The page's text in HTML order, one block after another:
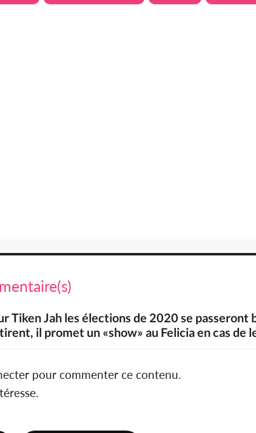
Tiken Jah les élections de 2020 se passeront
il promet un «show» au Felicia en cas de
pour commenter ce contenu.